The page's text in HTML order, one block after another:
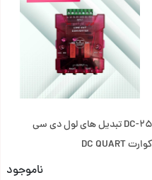
DC-25 تبدیل های لول دی سی
کوارت DC QUART
ناموجود